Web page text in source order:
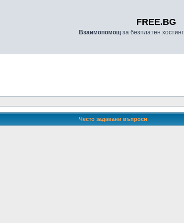
FREE.BG
Взаимопомощза безплатен хостинг
Често задавани въпроси